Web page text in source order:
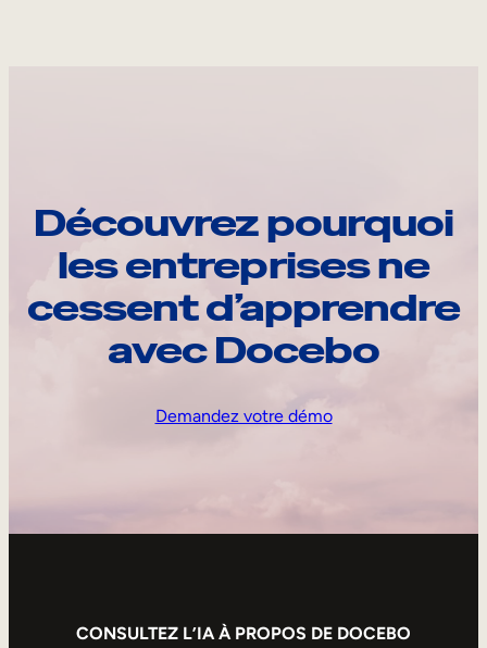
Découvrez pourquoi
les entreprises ne
cessent d’apprendre
avec Docebo
Demandez votre démo
CONSULTEZ L’IA À PROPOS DE DOCEBO